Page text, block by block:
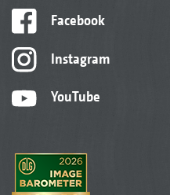
2) Arbeitsbreite
Facebook
Instagram
YouTube